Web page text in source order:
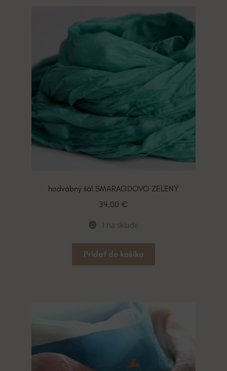
hodvábny šál SMARAGDOVO ZELENÝ
34,00 €
1 na sklade
Pridať do košíka